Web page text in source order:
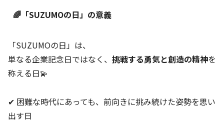
🌈「SUZUMOの日」の意義
「SUZUMOの日」は、
単なる企業記念日ではなく、 挑戦する勇気と創造の精神を
称える日💫
✔ 困難な時代にあっても、前向きに挑み続けた姿勢を思い
出す日